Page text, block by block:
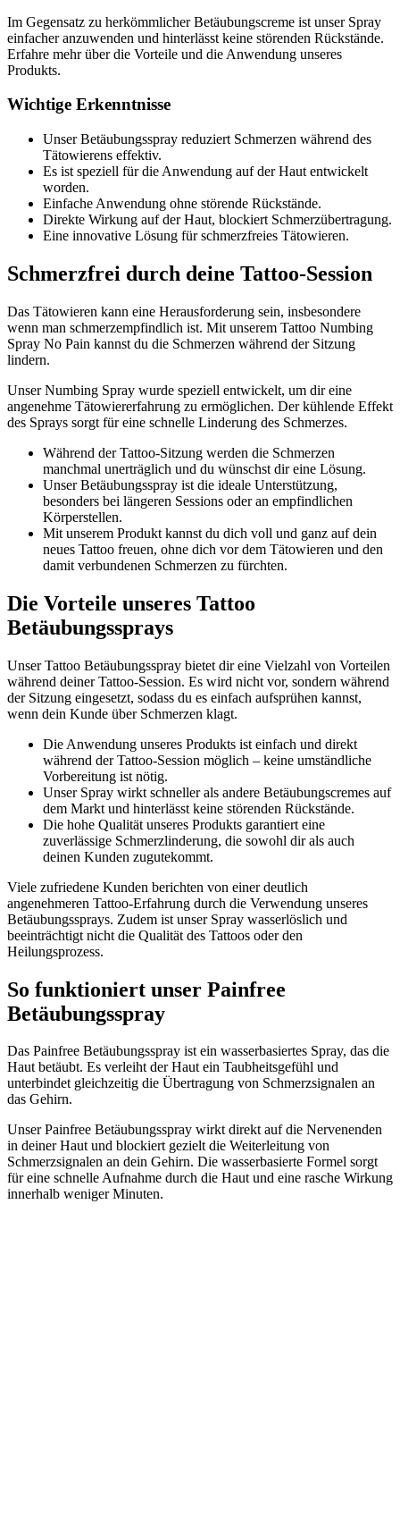
Im Gegensatz zu herkömmlicher Betäubungscreme ist unser Spray
einfacher anzuwenden und hinterlässt keine störenden Rückstände.
Erfahre mehr über die Vorteile und die Anwendung unseres
Produkts.
Wichtige Erkenntnisse
Unser Betäubungsspray reduziert Schmerzen während des
Tätowierens effektiv.
Es ist speziell für die Anwendung auf der Haut entwickelt
worden.
Einfache Anwendung ohne störende Rückstände.
Direkte Wirkung auf der Haut, blockiert Schmerzübertragung.
Eine innovative Lösung für schmerzfreies Tätowieren.
Schmerzfrei durch deine Tattoo-Session
Das Tätowieren kann eine Herausforderung sein, insbesondere
wenn man schmerzempfindlich ist. Mit unserem Tattoo Numbing
Spray No Pain kannst du die Schmerzen während der Sitzung
lindern.
Unser Numbing Spray wurde speziell entwickelt, um dir eine
angenehme Tätowiererfahrung zu ermöglichen. Der kühlende Effekt
des Sprays sorgt für eine schnelle Linderung des Schmerzes.
Während der Tattoo-Sitzung werden die Schmerzen
manchmal unerträglich und du wünschst dir eine Lösung.
Unser Betäubungsspray ist die ideale Unterstützung,
besonders bei längeren Sessions oder an empfindlichen
Körperstellen.
Mit unserem Produkt kannst du dich voll und ganz auf dein
neues Tattoo freuen, ohne dich vor dem Tätowieren und den
damit verbundenen Schmerzen zu fürchten.
Die Vorteile unseres Tattoo
Betäubungssprays
Unser Tattoo Betäubungsspray bietet dir eine Vielzahl von Vorteilen
während deiner Tattoo-Session. Es wird nicht vor, sondern während
der Sitzung eingesetzt, sodass du es einfach aufsprühen kannst,
wenn dein Kunde über Schmerzen klagt.
Die Anwendung unseres Produkts ist einfach und direkt
während der Tattoo-Session möglich – keine umständliche
Vorbereitung ist nötig.
Unser Spray wirkt schneller als andere Betäubungscremes auf
dem Markt und hinterlässt keine störenden Rückstände.
Die hohe Qualität unseres Produkts garantiert eine
zuverlässige Schmerzlinderung, die sowohl dir als auch
deinen Kunden zugutekommt.
Viele zufriedene Kunden berichten von einer deutlich
angenehmeren Tattoo-Erfahrung durch die Verwendung unseres
Betäubungssprays. Zudem ist unser Spray wasserlöslich und
beeinträchtigt nicht die Qualität des Tattoos oder den
Heilungsprozess.
So funktioniert unser Painfree
Betäubungsspray
Das Painfree Betäubungsspray ist ein wasserbasiertes Spray, das die
Haut betäubt. Es verleiht der Haut ein Taubheitsgefühl und
unterbindet gleichzeitig die Übertragung von Schmerzsignalen an
das Gehirn.
Unser Painfree Betäubungsspray wirkt direkt auf die Nervenenden
in deiner Haut und blockiert gezielt die Weiterleitung von
Schmerzsignalen an dein Gehirn. Die wasserbasierte Formel sorgt
für eine schnelle Aufnahme durch die Haut und eine rasche Wirkung
innerhalb weniger Minuten.